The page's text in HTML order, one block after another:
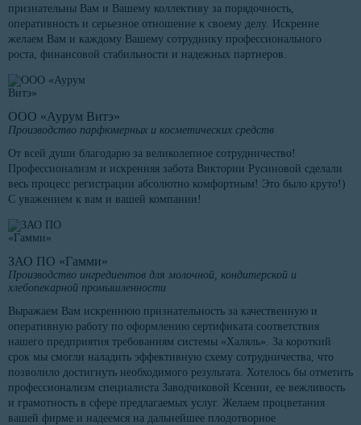
признательны Вам и Вашему коллективу за порядочность,
оперативность и серьезное отношение к своему делу. Искренне
желаем Вам и каждому Вашему сотруднику профессионального
роста, финансовой стабильности и надежных партнеров.
ООО «Аурум Витэ»
Производство парфюмерных и косметических средств
От всей души благодарю за великолепное сотрудничество!
Профессионализм и искренняя забота Виктории Русиновой сделали
весь процесс регистрации абсолютно комфортным! Это было круто!)
С уважением к вам и вашей компании!
ЗАО ПО «Гамми»
Производство ингредиентов для молочной, кондитерской и
хлебопекарной промышленности
Выражаем Вам искреннюю признательность за качественную и
оперативную работу по оформлению сертификата соответствия
нашего предприятия требованиям системы «Халяль». За короткий
срок мы смогли наладить эффективную схему сотрудничества, что
позволило достигнуть необходимого результата. Хотелось бы отметить
профессионализм специалиста Заводчиковой Ксении, ее вежливость
и грамотность в сфере предлагаемых услуг. Желаем процветания
вашей фирме и надеемся на дальнейшее плодотворное